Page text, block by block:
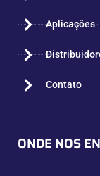
Aplicações
Contato
ONDE NOS